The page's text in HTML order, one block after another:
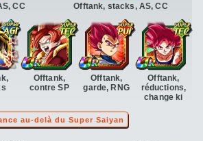
CC
Offtank,
contre SP
Offtank,
garde, RNG
Offtank,
réductions,
change ki
Offtank, stacks, AS, CC
au-delà du Super Saiyan